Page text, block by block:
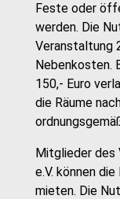
Feste oder
werden. Die
Veranstaltung
Nebenkosten.
150,- Euro
die Räume
Mitglieder des
e.V. können
mieten. Die